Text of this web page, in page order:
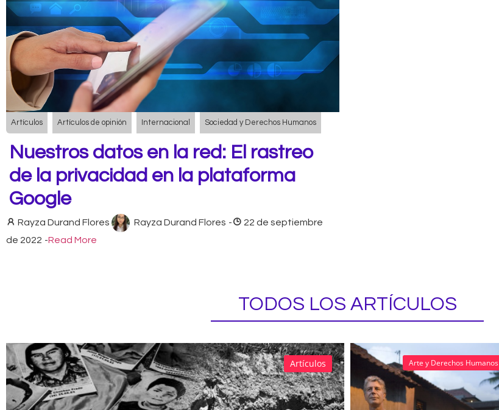
Artículos Artículos de opinión Internacional Sociedad y Derechos Humanos
Nuestros datos en la red: El rastreo
de la privacidad en la plataforma
Google
Rayza Durand Flores Rayza Durand Flores -
22 de septiembre
de 2022 -Read More
TODOS LOS ARTÍCULOS
Artículos Arte y Derechos Humanos